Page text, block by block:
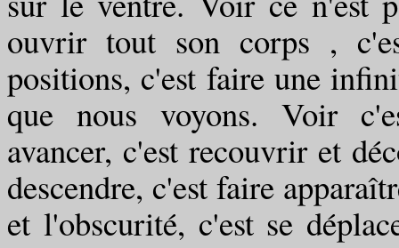
ouvrir tout son corps ,
positions, c'est faire une
que nous voyons. Voir
avancer, c'est recouvrir et
descendre, c'est faire
et l'obscurité, c'est se